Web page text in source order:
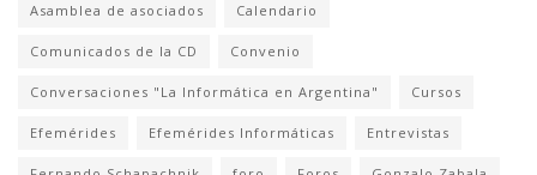
Asamblea de asociados Calendario
Comunicados de la CD Convenio
Conversaciones "La Informática en Argentina" Cursos
Efemérides Efemérides Informáticas Entrevistas